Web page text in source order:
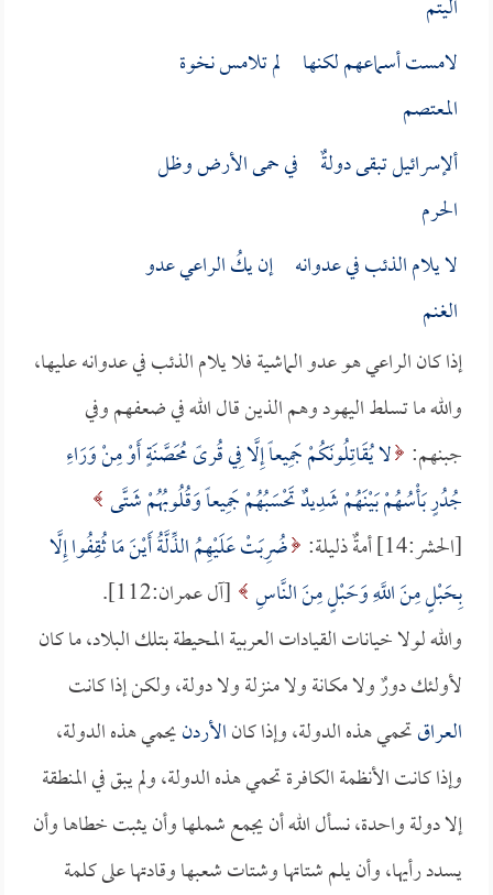
اليتم
لامست أسماعهم لكنها لم تلامس نخوة
المعتصم
ألإسرائيل تبقى دولةٌ في حمى الأرض وظل
الحرم
لا يلام الذئب في عدوانه إن يكُ الراعي عدو
الغنم
إذا كان الراعي هو عدو الماشية فلا يلام الذئب في عدوانه عليها،
والله ما تسلط اليهود وهم الذين قال الله في ضعفهم وفي
جبنهم: لا يُقَاتِلُونَكُمْ جَمِيعاً إِلَّا فِي قُرىً مُحَصَّنَةٍ أَوْ مِنْ وَرَاءِ
جُدُرٍ بَأْسُهُمْ بَيْنَهُمْ شَدِيدٌ تَحْسَبُهُمْ جَمِيعاً وَقُلُوبُهُمْ شَتَّى
[الحشر:14] أمةٌ ذليلة:
ضُرِبَتْ عَلَيْهِمُ الذِّلَّةُ أَيْنَ مَا ثُقِفُوا إِلَّا
بِحَبْلٍ مِنَ اللَّهِ وَحَبْلٍ مِنَ النَّاسِ [آل عمران:112].
والله لولا خيانات القيادات العربية المحيطة بتلك البلاد، ما كان
لأولئك دورٌ ولا مكانة ولا منزلة ولا دولة، ولكن إذا كانت
العراقتحمي هذه الدولة، وإذا كانالأردنيحمي هذه الدولة،
وإذا كانت الأنظمة الكافرة تحمي هذه الدولة، ولم يبق في المنطقة
إلا دولة واحدة، نسأل الله أن يجمع شملها وأن يثبت خطاها وأن
يسدد رأيها، وأن يلم شتاتها وشتات شعبها وقادتها على كلمة